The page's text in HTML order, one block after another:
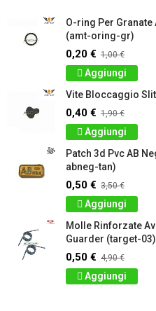
O-ring Per
(amt-oring-gr)
0,20 € 1,00 €
Aggiungi
Vite Bloccaggio
0,40 € 1,90 €
Aggiungi
Patch 3d Pvc AB
abneg-tan)
0,50 € 3,50 €
Aggiungi
Molle Rinforzate
Guarder (target-03)
0,50 € 4,90 €
Aggiungi